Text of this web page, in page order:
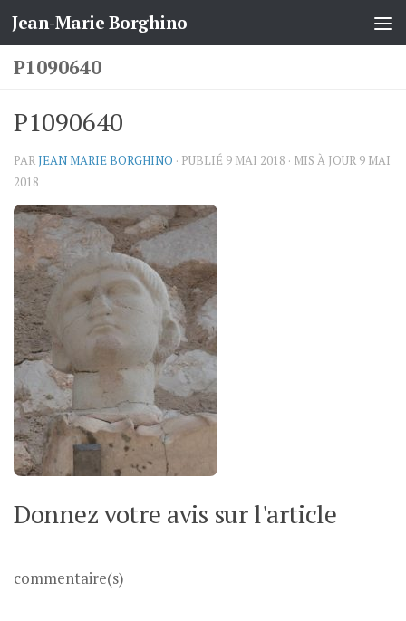
Skip to content
Jean-Marie Borghino
P1090640
P1090640
PARJEAN MARIE BORGHINO · PUBLIÉ 9 MAI 2018 · MIS À JOUR 9 MAI
2018
Donnez votre avis sur l'article
commentaire(s)